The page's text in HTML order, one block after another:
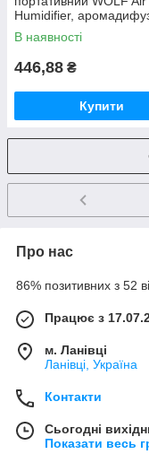
Humidifier,
електричний з
для ефірної олії,
В наявності
446,88 ₴
Купити
Про нас
86% позитивних з 52
Працює з
м. Ланівці
Ланівці, Україна
Контакти
Сьогодні
Показати весь